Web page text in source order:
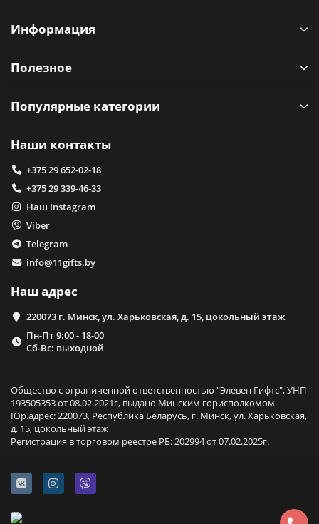
Информация
Полезное
Популярные категории
Наши контакты
+375 29 652-02-18
+375 29 339-46-33
Наш Instagram
Viber
Telegram
info@11gifts.by
Наш адрес
220073 г. Минск, ул. Харьковская, д. 15, цокольный этаж
Пн-Пт 9:00 - 18-00
Сб-Вс: выходной
Общество с ограниченной ответственностью "Элевен Гифтс", УНП
193505353 от 08.02.2021г, выдано Минским горисполкомом
Юр.адрес: 220073, Республика Беларусь, г. Минск, ул. Харьковская,
д. 15, цокольный этаж
Регистрация в торговом реестре РБ: 202994 от 07.02.2025г.